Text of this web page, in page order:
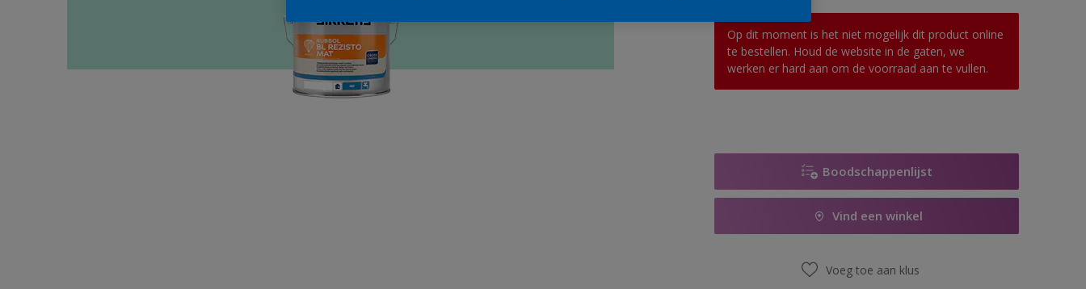
Op dit moment is het niet mogelijk dit product online
te bestellen. Houd de website in de gaten, we
werken er hard aan om de voorraad aan te vullen.
Boodschappenlijst
Vind een winkel
Voeg toe aan klus